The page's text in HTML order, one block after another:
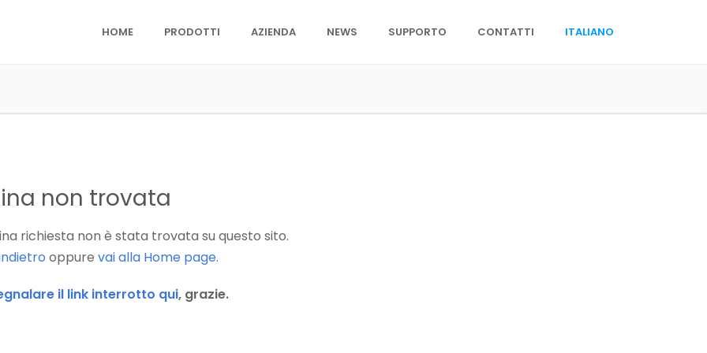
HOME PRODOTTI AZIENDA NEWS SUPPORTO CONTATTI ITALIANO
non trovata
richiesta non è stata trovata su questo sito.
oppure vai alla Home page.
il link interrotto qui, grazie.